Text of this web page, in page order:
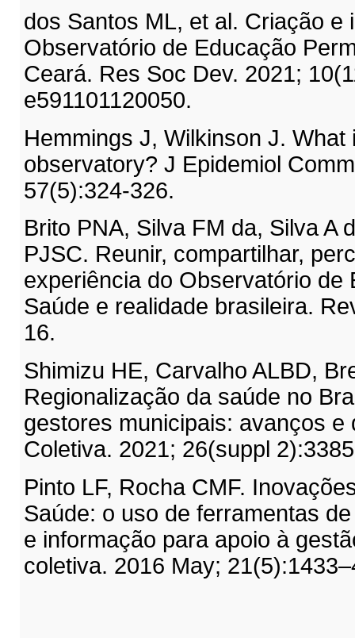
dos Santos ML, et al. Criação e
Observatório de Educação
Ceará. Res Soc Dev. 2021;
e591101120050.
Hemmings J, Wilkinson J. What
observatory? J Epidemiol
57(5):324-326.
Brito PNA, Silva FM da, Silva A
PJSC. Reunir, compartilhar,
experiência do Observatório de
Saúde e realidade brasileira.
16.
Shimizu HE, Carvalho ALBD,
Regionalização da saúde no
gestores municipais: avanços e
Coletiva. 2021; 26(suppl
Pinto LF, Rocha CMF.
Saúde: o uso de ferramentas
e informação para apoio à
coletiva. 2016 May;